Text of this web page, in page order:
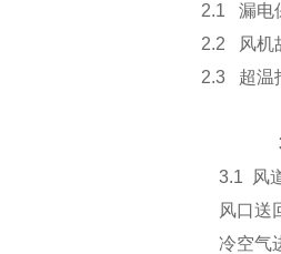
2.1
漏电
2.2
风机
2.3
超温
3.1
风
风口送
冷空气